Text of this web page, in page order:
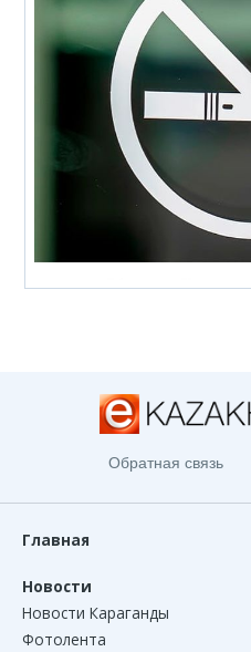
Обратная связь
Главная
Новости
Новости Караганды
Фотолента